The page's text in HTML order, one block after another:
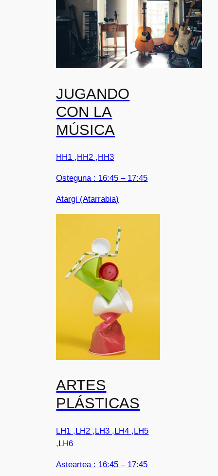
JUGANDO
CON LA
MÚSICA
HH1 ,HH2 ,HH3
Osteguna : 16:45 – 17:45
Atargi (Atarrabia)
ARTES
PLÁSTICAS
LH1 ,LH2 ,LH3 ,LH4 ,LH5
,LH6
Asteartea : 16:45 – 17:45